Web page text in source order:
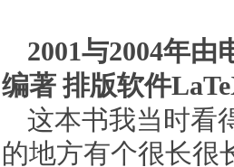
2001与2004年由
编著 排版软件
这本书我当时看
的地方有个很长很